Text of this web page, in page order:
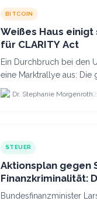
BITCOIN
Weißes Haus
für CLARITY Act
Ein Durchbruch bei den
eine Marktrallye aus: Die
Kryptokapitalisierung
Dr. Stephanie Morgenroth
STEUER
Aktionsplan gegen
Finanzkriminalität:
was sie für Krypto
Bundesfinanzminister